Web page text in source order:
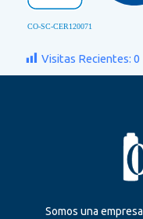
Visitas Recientes: 0
Somos una